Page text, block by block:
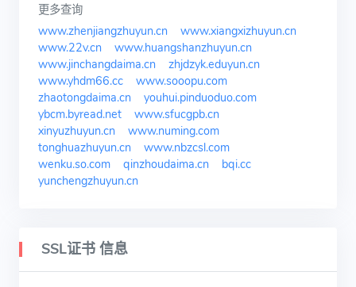
更多查询
www.zhenjiangzhuyun.cn
www.xiangxizhuyun.cn
www.22v.cn
www.huangshanzhuyun.cn
www.jinchangdaima.cn
zhjdzyk.eduyun.cn
www.yhdm66.cc
www.sooopu.com
zhaotongdaima.cn
youhui.pinduoduo.com
ybcm.byread.net
www.sfucgpb.cn
xinyuzhuyun.cn
www.numing.com
tonghuazhuyun.cn
www.nbzcsl.com
wenku.so.com
qinzhoudaima.cn
bqi.cc
yunchengzhuyun.cn
SSL证书 信息